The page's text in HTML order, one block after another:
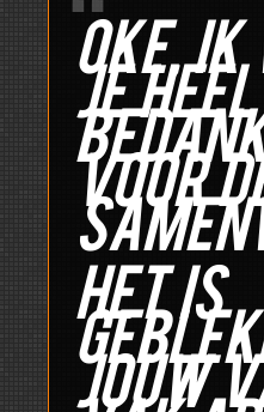
Oke,
je
voor
Het is
jouw